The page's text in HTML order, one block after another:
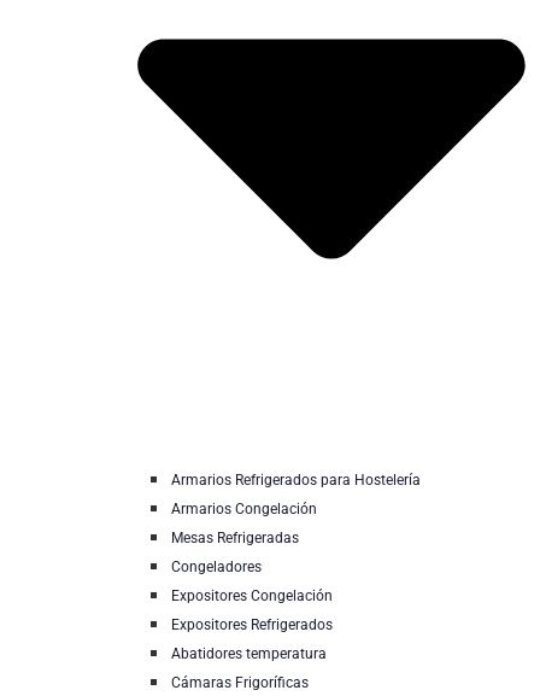
Armarios Refrigerados para Hostelería
Armarios Congelación
Mesas Refrigeradas
Congeladores
Expositores Congelación
Expositores Refrigerados
Abatidores temperatura
Cámaras Frigoríficas